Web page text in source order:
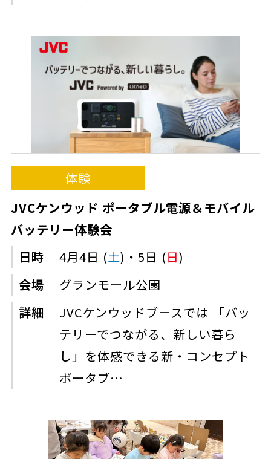
体験
JVCケンウッド ポータブル電源＆モバイル
バッテリー体験会
日時 4月4日 (土)・5日 (日)
会場
グランモール公園
詳細
JVCケンウッドブースでは 「バッ
テリーでつながる、新しい暮ら
し」を体感できる新・コンセプト
ポータブ…